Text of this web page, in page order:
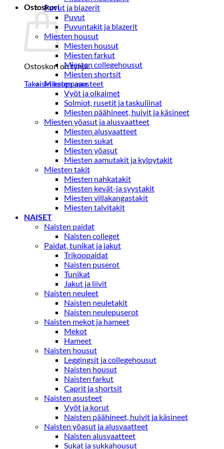
Ostoskori
Ostoskori on tyhjä.
Takaisin kauppaan
Puvut ja blazerit
Puvut
Puvuntakit ja blazerit
Miesten housut
Miesten housut
Miesten farkut
Miesten collegehousut
Miesten shortsit
Miesten asusteet
Vyöt ja olkaimet
Solmiot, rusetit ja taskuliinat
Miesten päähineet, huivit ja käsineet
Miesten yöasut ja alusvaatteet
Miesten alusvaatteet
Miesten sukat
Miesten yöasut
Miesten aamutakit ja kylpytakit
Miesten takit
Miesten nahkatakit
Miesten kevät-ja syystakit
Miesten villakangastakit
Miesten talvitakit
NAISET
Naisten paidat
Naisten colleget
Paidat, tunikat ja jakut
Trikoopaidat
Naisten puserot
Tunikat
Jakut ja liivit
Naisten neuleet
Naisten neuletakit
Naisten neulepuserot
Naisten mekot ja hameet
Mekot
Hameet
Naisten housut
Leggingsit ja collegehousut
Naisten housut
Naisten farkut
Caprit ja shortsit
Naisten asusteet
Vyöt ja korut
Naisten päähineet, huivit ja käsineet
Naisten yöasut ja alusvaatteet
Naisten alusvaatteet
Sukat ja sukkahousut